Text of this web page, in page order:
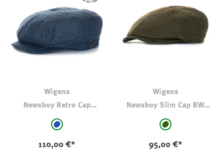
Wigens
Newsboy Retro Cap
auswählen
mittelblau
110,00 €*
Wigens
Newsboy Slim Cap BW
auswählen
dkl oliv-khaki
95,00 €*